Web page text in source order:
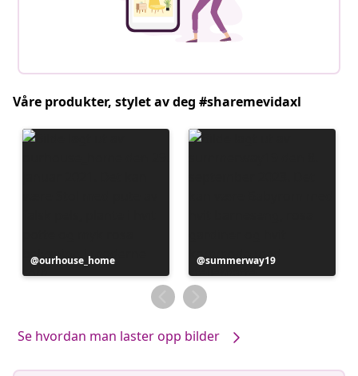
Våre produkter, stylet av deg #sharemevidaxl
Innlegg
publisert
ourhouse_home
Innlegg
publisert
av
summerway19
Se hvordan man laster opp bilder